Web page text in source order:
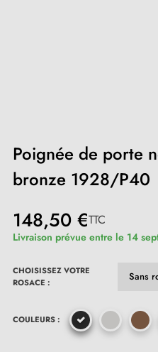
Poignée de porte
bronze 1928/P40
148,50 €TTC
Livraison prévue entre le 14
CHOISISSEZ VOTRE
ROSACE :
COULEURS :